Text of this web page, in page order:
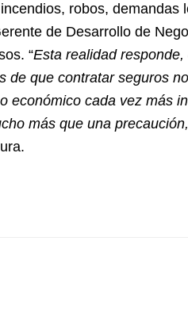
robos, demandas
de Desarrollo de
“Esta realidad
de que contratar seguros
económico cada vez más
más que una